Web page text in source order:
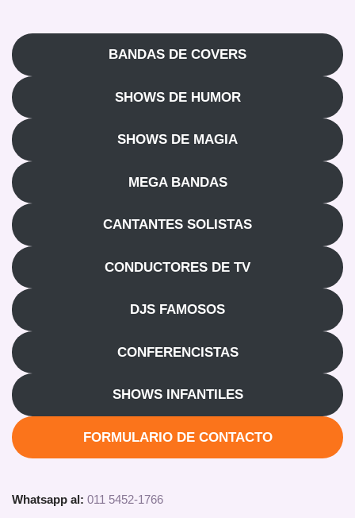
BANDAS DE COVERS
SHOWS DE HUMOR
SHOWS DE MAGIA
MEGA BANDAS
CANTANTES SOLISTAS
CONDUCTORES DE TV
DJS FAMOSOS
CONFERENCISTAS
SHOWS INFANTILES
FORMULARIO DE CONTACTO
Whatsapp al: 011 5452-1766